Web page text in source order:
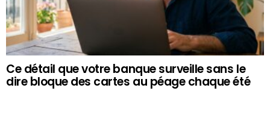
Ce détail que votre banque surveille sans le
dire bloque des cartes au péage chaque été